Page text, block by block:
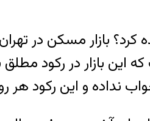
کرد؟ بازار مسکن در
به دوش کشیده است، اما نزدیک ۴ سال
نداده و این رکود هر